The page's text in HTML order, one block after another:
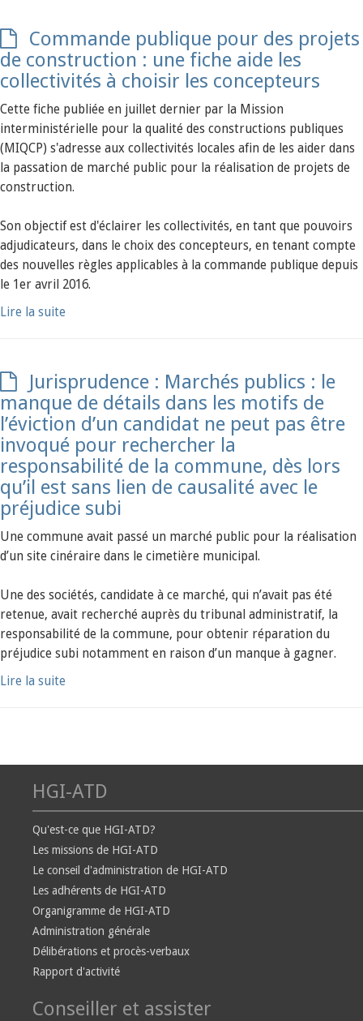
Commande publique pour des projets
de construction : une fiche aide les
collectivités à choisir les concepteurs
Cette fiche publiée en juillet dernier par la Mission
interministérielle pour la qualité des constructions publiques
(MIQCP) s'adresse aux collectivités locales afin de les aider dans
la passation de marché public pour la réalisation de projets de
construction.
Son objectif est d'éclairer les collectivités, en tant que pouvoirs
adjudicateurs, dans le choix des concepteurs, en tenant compte
des nouvelles règles applicables à la commande publique depuis
le 1er avril 2016.
Lire la suite
Jurisprudence : Marchés publics : le
manque de détails dans les motifs de
l’éviction d’un candidat ne peut pas être
invoqué pour rechercher la
responsabilité de la commune, dès lors
qu’il est sans lien de causalité avec le
préjudice subi
Une commune avait passé un marché public pour la réalisation
d’un site cinéraire dans le cimetière municipal.
Une des sociétés, candidate à ce marché, qui n’avait pas été
retenue, avait recherché auprès du tribunal administratif, la
responsabilité de la commune, pour obtenir réparation du
préjudice subi notamment en raison d’un manque à gagner.
Lire la suite
HGI-ATD
Qu'est-ce que HGI-ATD?
Les missions de HGI-ATD
Le conseil d'administration de HGI-ATD
Les adhérents de HGI-ATD
Organigramme de HGI-ATD
Administration générale
Délibérations et procès-verbaux
Rapport d'activité
Conseiller et assister